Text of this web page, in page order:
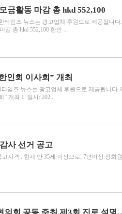
금활동 마감 총 hkd 552,100
임즈 뉴스는 광고업체 후원으로 제공됩니
감 총 hkd 552,100 한인 ...
인회 이사회” 개최
임즈 뉴스는 광고업체 후원으로 제공됩니다
” 개최 1. 일시: 202...
사 선거 공고
자격 : 현재 만 35세 이상으로, 7년이상 정회